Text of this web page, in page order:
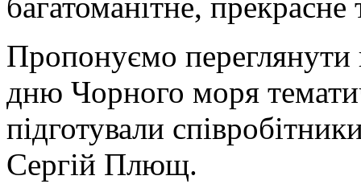
Пропонуємо
дню Чорного моря
підготували
Сергій Плющ.